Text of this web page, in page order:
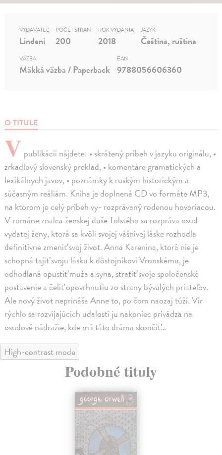
O TITULE
V publikácii nájdete: • skrátený príbeh v jazyku originálu, •
zrkadlový slovenský preklad, • komentáre gramatických a
lexikálnych javov, • poznámky k ruským historickým a
súčasným reáliám. Kniha je doplnená CD vo formáte MP3,
na ktorom je celý príbeh vy- rozprávaný rodenou hovoriacou.
V románe znalca ženskej duše Tolstého sa rozpráva osud
vydatej ženy, ktorá sa kvôli svojej vášnivej láske rozhodla
definitívne zmeniť svoj život. Anna Karenina, ktorá nie je
schopná tajiť svoju lásku k dôstojníkovi Vronskému, je
odhodlaná opustiť muža a syna, stratiť svoje spoločenské
postavenie a čeliť opovrhnutiu zo strany bývalých priateľov.
Ale nový život neprináša Anne to, po čom naozaj túži. Vír
rýchlo sa rozvíjajúcich udalostí ju nakoniec privádza na
osudové nádražie, kde má táto dráma skončiť…
VYDAVATEĽ
Lindeni
POČET STRÁN
200
ROK VYDANIA
2018
JAZYK
Čeština, ruština
VÄZBA
Mäkká väzba / Paperback
EAN
9788056606360
High-contrast mode
Podobné tituly